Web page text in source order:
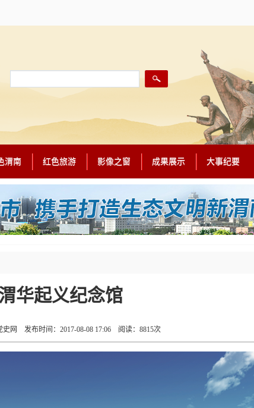
渭南 红色旅游 影像之窗 成果展示 大事纪要
华起义纪念馆
史网 发布时间：2017-08-08 17:06 阅读： 8815次